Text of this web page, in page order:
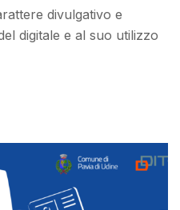
divulgativo e
digitale e al suo utilizzo